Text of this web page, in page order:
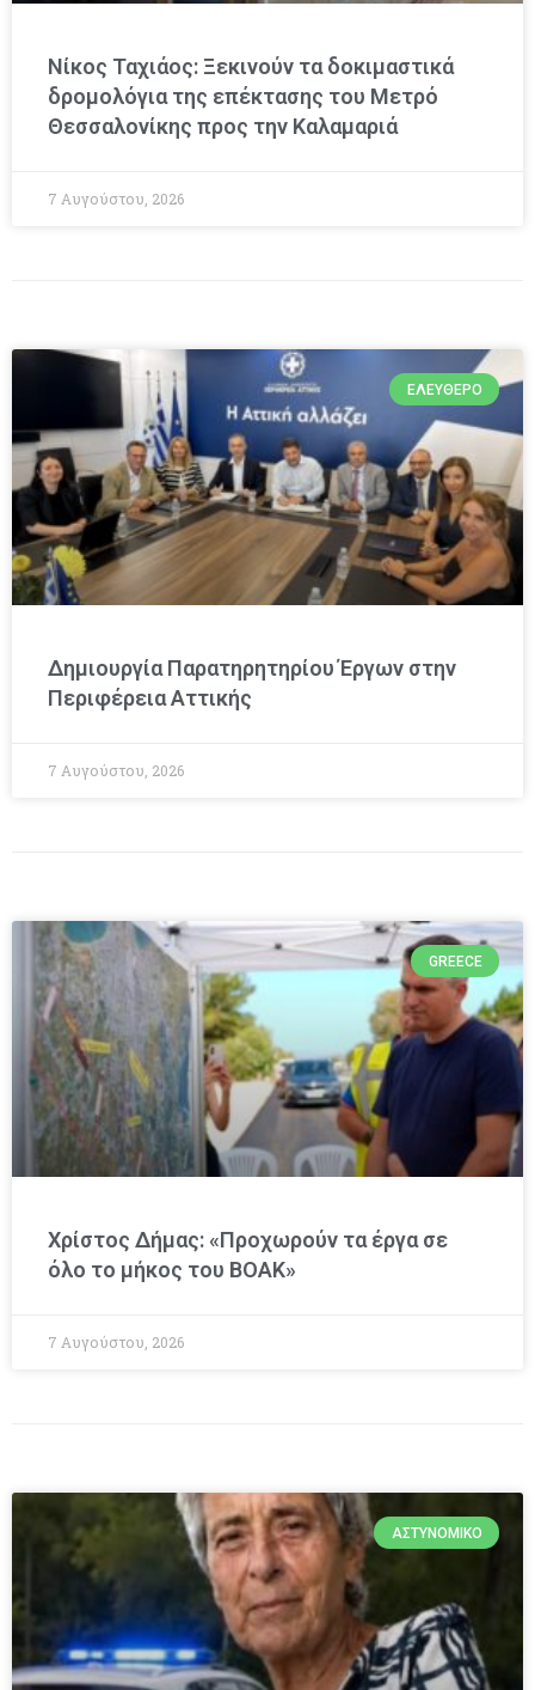
Νίκος Ταχιάος: Ξεκινούν τα δοκιμαστικά
δρομολόγια της επέκτασης του Μετρό
Θεσσαλονίκης προς την Καλαμαριά
7 Αυγούστου, 2026
ΕΛΕΎΘΕΡΟ
Δημιουργία Παρατηρητηρίου Έργων στην
Περιφέρεια Αττικής
7 Αυγούστου, 2026
GREECE
Χρίστος Δήμας: «Προχωρούν τα έργα σε
όλο το μήκος του ΒΟΑΚ»
7 Αυγούστου, 2026
ΑΣΤΥΝΟΜΙΚΌ